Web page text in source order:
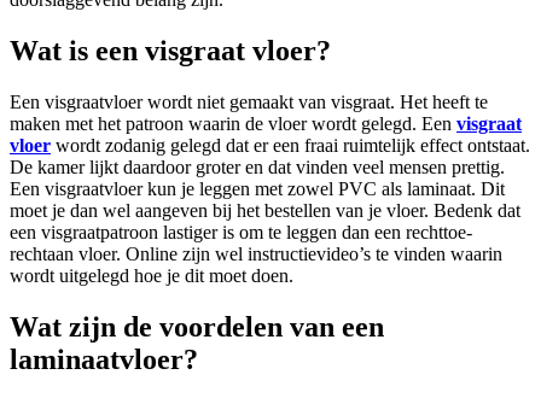
Wat is een visgraat vloer?
Een visgraatvloer wordt niet gemaakt van visgraat. Het heeft te
maken met het patroon waarin de vloer wordt gelegd. Een visgraat
vloer wordt zodanig gelegd dat er een fraai ruimtelijk effect ontstaat.
De kamer lijkt daardoor groter en dat vinden veel mensen prettig.
Een visgraatvloer kun je leggen met zowel PVC als laminaat. Dit
moet je dan wel aangeven bij het bestellen van je vloer. Bedenk dat
een visgraatpatroon lastiger is om te leggen dan een rechttoe-
rechtaan vloer. Online zijn wel instructievideo’s te vinden waarin
wordt uitgelegd hoe je dit moet doen.
Wat zijn de voordelen van een
laminaatvloer?